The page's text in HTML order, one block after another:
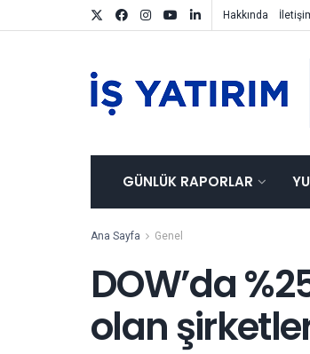
Hakkında
GÜNLÜK RAPORLAR
Ana Sayfa Genel
DOW’da
olan